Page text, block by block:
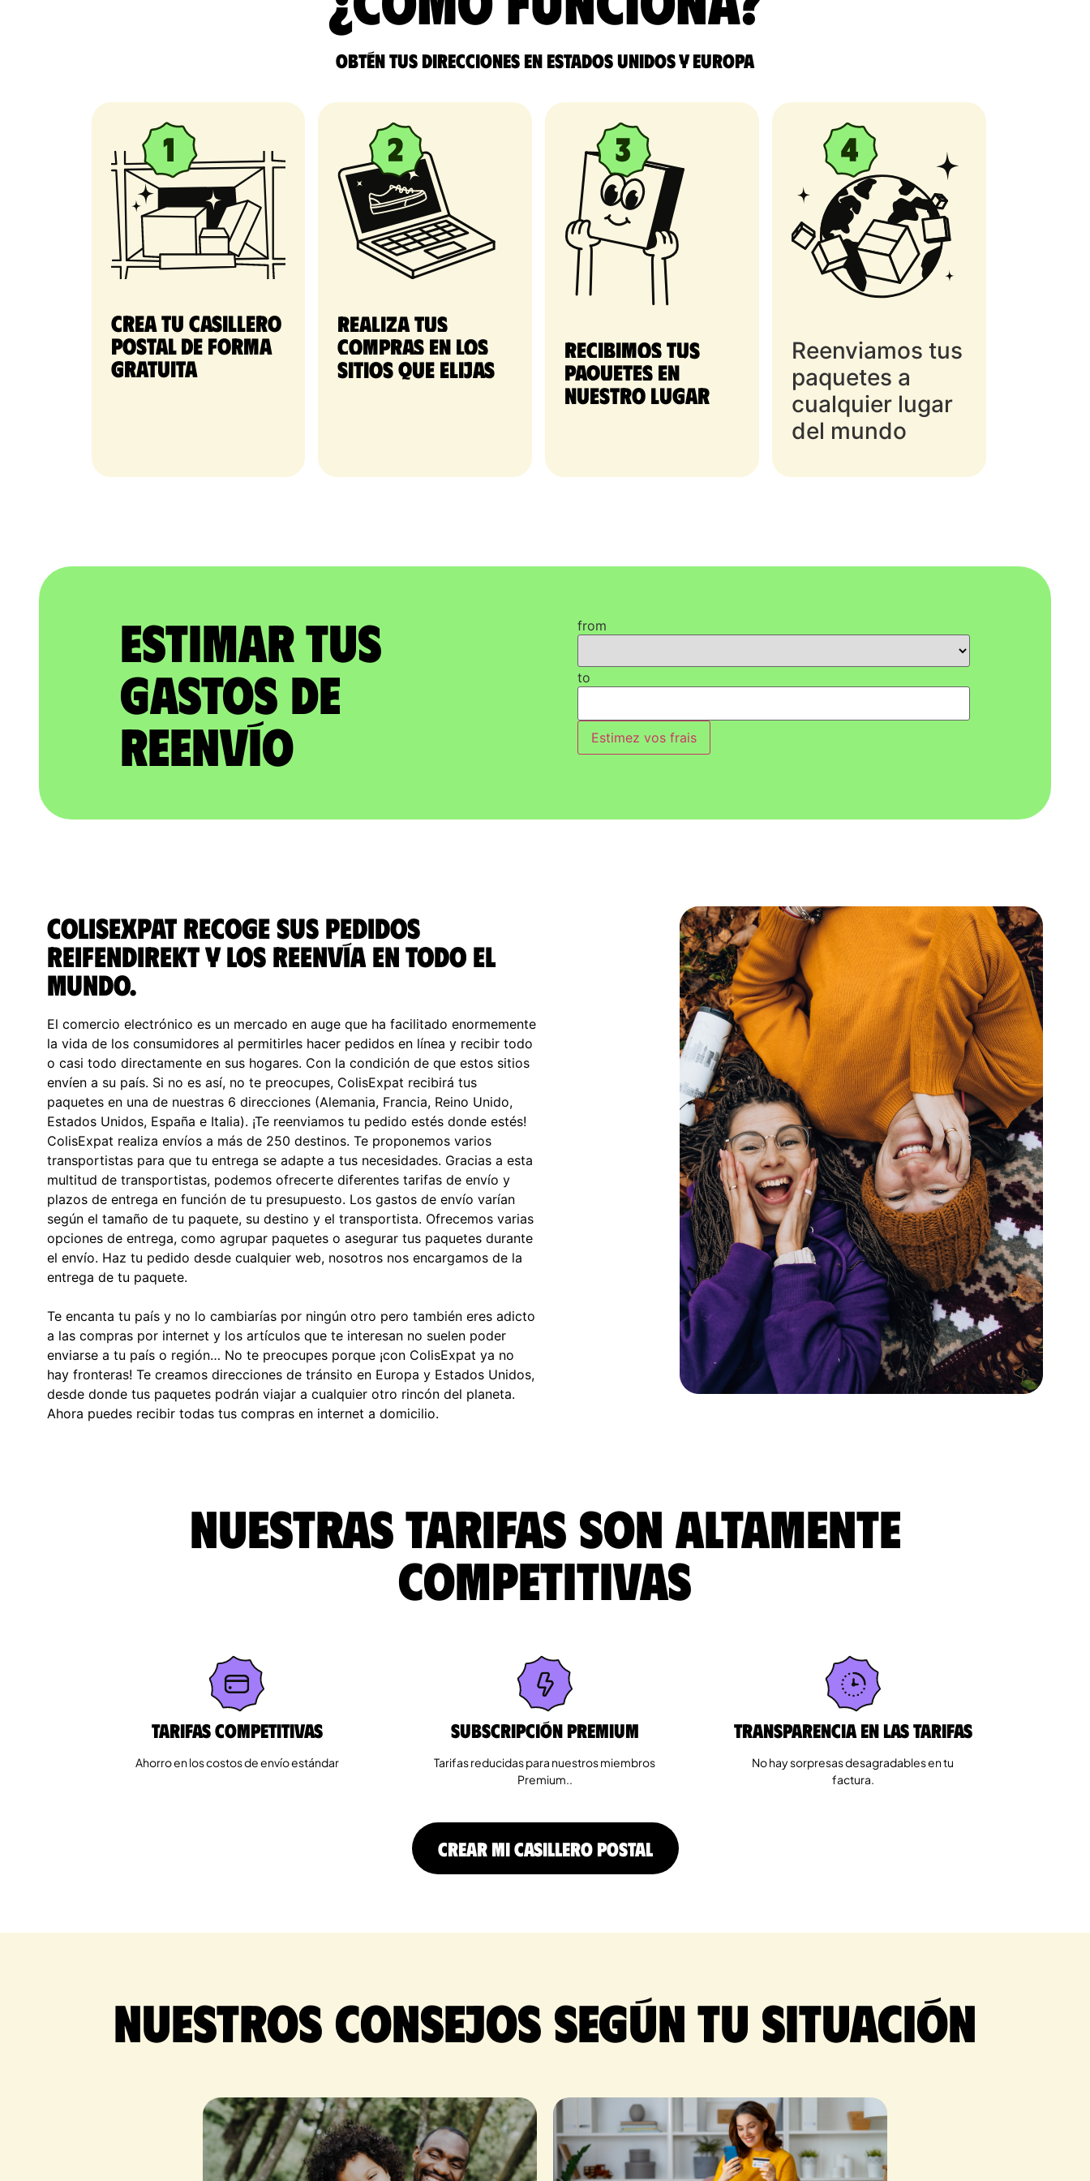
Obtén tus direcciones en Estados Unidos y Europa
Crea tu casillero
postal de forma
gratuita​
Realiza tus
compras en los
sitios que elijas
Recibimos tus
paquetes en
nuestro lugar
Reenviamos tus
paquetes a
cualquier lugar
del mundo
Estimar tus
gastos de
reenvío
from
to
Estimez vos frais
ColisExpat recoge sus pedidos
Reifendirekt y los reenvía en todo el
Mundo.
El comercio electrónico es un mercado en auge que ha facilitado enormemente
la vida de los consumidores al permitirles hacer pedidos en línea y recibir todo
o casi todo directamente en sus hogares. Con la condición de que estos sitios
envíen a su país. Si no es así, no te preocupes, ColisExpat recibirá tus
paquetes en una de nuestras 6 direcciones (Alemania, Francia, Reino Unido,
Estados Unidos, España e Italia). ¡Te reenviamos tu pedido estés donde estés!
ColisExpat realiza envíos a más de 250 destinos. Te proponemos varios
transportistas para que tu entrega se adapte a tus necesidades. Gracias a esta
multitud de transportistas, podemos ofrecerte diferentes tarifas de envío y
plazos de entrega en función de tu presupuesto. Los gastos de envío varían
según el tamaño de tu paquete, su destino y el transportista. Ofrecemos varias
opciones de entrega, como agrupar paquetes o asegurar tus paquetes durante
el envío. Haz tu pedido desde cualquier web, nosotros nos encargamos de la
entrega de tu paquete.
Te encanta tu país y no lo cambiarías por ningún otro pero también eres adicto
a las compras por internet y los artículos que te interesan no suelen poder
enviarse a tu país o región… No te preocupes porque ¡con ColisExpat ya no
hay fronteras! Te creamos direcciones de tránsito en Europa y Estados Unidos,
desde donde tus paquetes podrán viajar a cualquier otro rincón del planeta.
Ahora puedes recibir todas tus compras en internet a domicilio.
Nuestras tarifas son altamente
competitivas
Tarifas competitivas
Ahorro en los costos de envío estándar
Subscripción Premium
Tarifas reducidas para nuestros miembros
Premium..
Transparencia en las tarifas
No hay sorpresas desagradables en tu
factura.
CREAR MI CASILLERO POSTAL
Nuestros consejos según tu situación